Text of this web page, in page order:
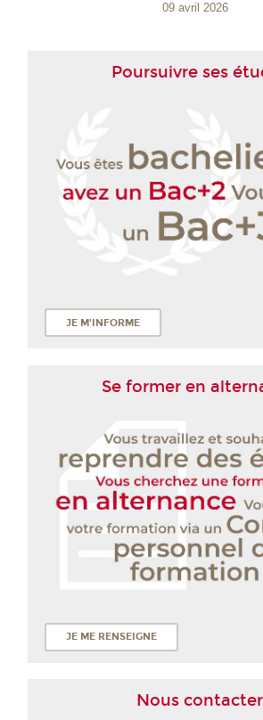
09 avril 2026
Poursuivre ses
JE M'INFORME
Se former en
JE ME RENSEIGNE
Nous contacter